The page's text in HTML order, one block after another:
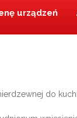
urządzeń
do